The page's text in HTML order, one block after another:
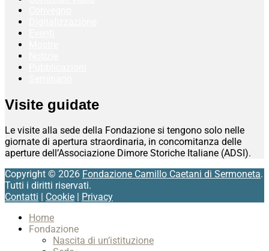
Visite guidate
Le visite alla sede della Fondazione si tengono solo nelle
giornate di apertura straordinaria, in concomitanza delle
aperture dell’Associazione Dimore Storiche Italiane (ADSI).
Copyright © 2026 Fondazione Camillo Caetani di Sermoneta.
Tutti i diritti riservati.
Contatti
Cookie
Privacy
Home
Fondazione
Nascita di un’istituzione